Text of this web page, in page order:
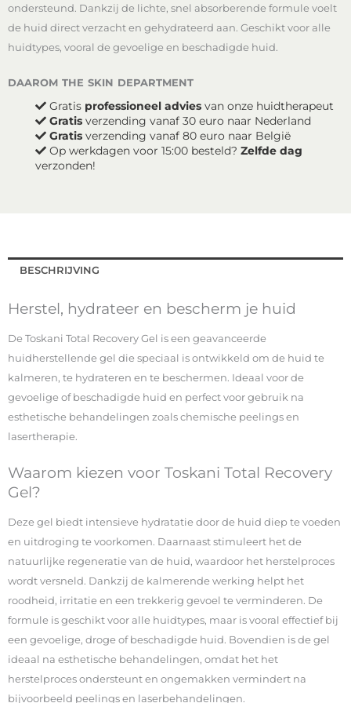
ondersteund. Dankzij de lichte, snel absorberende formule voelt
de huid direct verzacht en gehydrateerd aan. Geschikt voor alle
huidtypes, vooral de gevoelige en beschadigde huid.
daarom the skin department
Gratis professioneel advies van onze huidtherapeut
Gratis verzending vanaf 30 euro naar Nederland
Gratis verzending vanaf 80 euro naar België
Op werkdagen voor 15:00 besteld? Zelfde dag
verzonden!
BESCHRIJVING
Herstel, hydrateer en bescherm je huid
De Toskani Total Recovery Gel is een geavanceerde
huidherstellende gel die speciaal is ontwikkeld om de huid te
kalmeren, te hydrateren en te beschermen. Ideaal voor de
gevoelige of beschadigde huid en perfect voor gebruik na
esthetische behandelingen zoals chemische peelings en
lasertherapie.
Waarom kiezen voor Toskani Total Recovery
Gel?
Deze gel biedt intensieve hydratatie door de huid diep te voeden
en uitdroging te voorkomen. Daarnaast stimuleert het de
natuurlijke regeneratie van de huid, waardoor het herstelproces
wordt versneld. Dankzij de kalmerende werking helpt het
roodheid, irritatie en een trekkerig gevoel te verminderen. De
formule is geschikt voor alle huidtypes, maar is vooral effectief bij
een gevoelige, droge of beschadigde huid. Bovendien is de gel
ideaal na esthetische behandelingen, omdat het het
herstelproces ondersteunt en ongemakken vermindert na
bijvoorbeeld peelings en laserbehandelingen.